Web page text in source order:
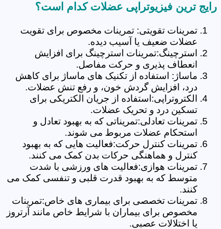
رایج ترین فیزیوتراپی عضلات کدام است؟
تمرینات تقویتی: تمرینات مخصوص برای تقویت
عضلات ضعیف یا آسیب دیده.
استرچینگ:تمرینات استرچینگ برای افزایش
انعطاف پذیری و حرکت مفاصل.
ماساژ: استفاده از تکنیک های ماساژ برای کاهش
درد، افزایش گردش خون، و رفع تنش عضلات.
الکتروتراپی:استفاده از جریان الکتریکی برای
تسکین درد و تحریک عضلات.
تمرینات تعادلی:تمریناتی که به بهبود تعادل و
استحکام عضلات مربوط می شوند.
تمرینات کنترل حرکت:فعالیت هایی که به بهبود
کنترل و هماهنگی حرکات بدن کمک می کنند.
تمرینات هوازی:فعالیت های ورزشی با شدت
متوسط که به بهبود قدرت قلبی و تنفسی کمک می
کنند.
تمرینات تخصصی برای بیماری های خاص:تمرینات
مخصوص برای بیماران با شرایط خاص مانند آرتروز
یا اختلالات عصبی.